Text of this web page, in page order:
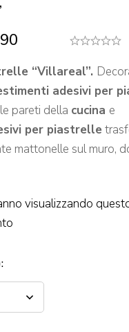
“Villareal”.
adesivi per
pareti della cucina e
per piastrelle
mattonelle sul muro,
visualizzando
: